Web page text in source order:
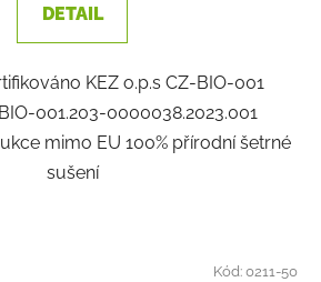
DETAIL
KEZ o.p.s CZ-BIO-001
001.203-0000038.2023.001
mimo EU 100% přírodní šetrné
sušení
Kód:0211-50